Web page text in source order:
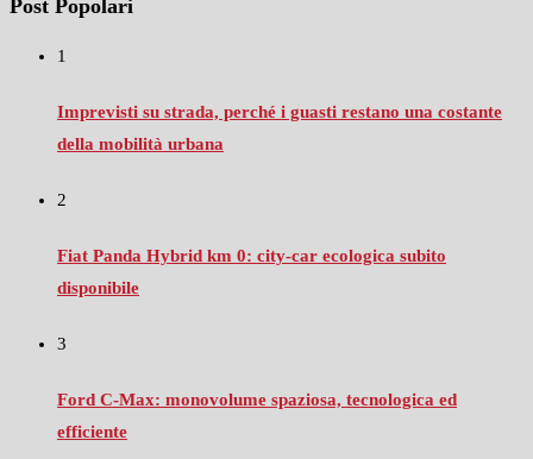
Post Popolari
1
Imprevisti su strada, perché i guasti restano una costante
della mobilità urbana
2
Fiat Panda Hybrid km 0: city‑car ecologica subito
disponibile
3
Ford C‑Max: monovolume spaziosa, tecnologica ed
efficiente